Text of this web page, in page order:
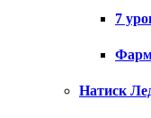
7
Фарм
Натиск